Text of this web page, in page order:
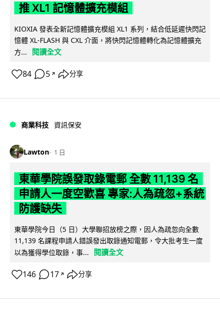
推 XL1 記憶體擴充模組
KIOXIA 發表全新記憶體擴充模組 XL1 系列，結合低延遲快閃記
憶體 XL-FLASH 與 CXL 介面，將快閃記憶體轉化為記憶體擴充
方...
閱讀全文
84 5 ↗ 分享
商業科技 資訊保安
Lawton 1 日
東華學院誤發取錄電郵 全數 11,139 名
申請人一度空歡喜 專家:人為疏忽+系統
防護缺失
東華學院今日（5 日）大學聯招放榜之際，因人為疏忽向全數
11,139 名課程申請人錯誤發出取錄通知電郵，令大批考生一度
以為獲得學位取錄，事...
閱讀全文
146 17 ↗ 分享